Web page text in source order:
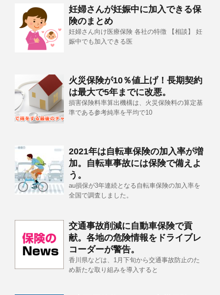
妊婦さんが妊娠中に加入できる保
険のまとめ
妊婦さん向け医療保険 各社の特徴 【相談】 妊
娠中でも加入できる医
火災保険が10％値上げ！長期契約
は最大で5年までに改悪。
損害保険料率算出機構は、火災保険料の算定基
準である参考純率を平均で10
2021年は自転車保険の加入率が増
加。自転車事故には保険で備えよ
う。
au損保が3年連続となる自転車保険の加入率を
全国で調査しました。
交通事故削減に自動車保険で貢
献。各地の危険情報をドライブレ
コーダーが警告。
香川県などは、1月下旬から交通事故防止のた
め新たな取り組みを導入すると